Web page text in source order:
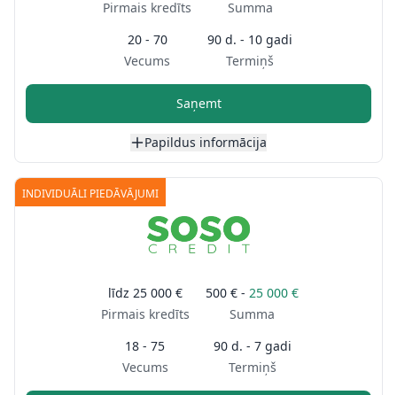
Pirmais kredīts
Summa
20 - 70
Vecums
90 d. - 10 gadi
Termiņš
Saņemt
Papildus informācija
INDIVIDUĀLI PIEDĀVĀJUMI
līdz 25 000 €
Pirmais kredīts
500 € - 25 000 €
Summa
18 - 75
Vecums
90 d. - 7 gadi
Termiņš